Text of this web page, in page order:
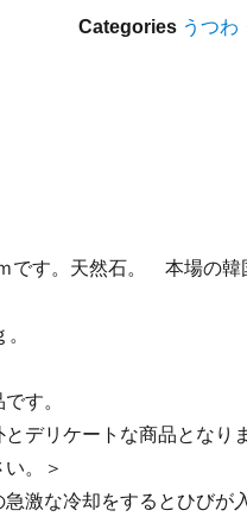
Categories うつわ
です。天然石。 本場の
す。
デリケートな商品となり
。＞
激な冷却をするとひびが